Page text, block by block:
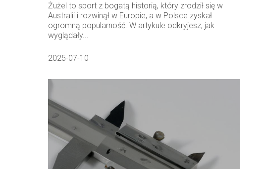
Żużel to sport z bogatą historią, który zrodził się w
Australii i rozwinął w Europie, a w Polsce zyskał
ogromną popularność. W artykule odkryjesz, jak
wyglądały...
2025-07-10